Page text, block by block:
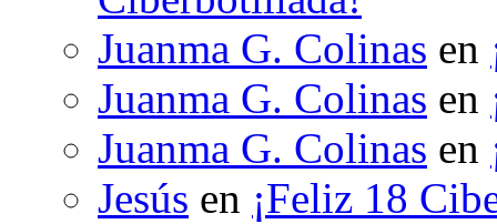
Juanma G. Colinas en
Juanma G. Colinas en
Juanma G. Colinas en
Jesús en ¡Feliz 18